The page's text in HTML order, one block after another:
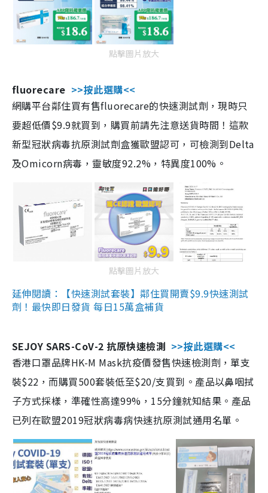
點擊圖片放大
fluorecare >>按此選購<<
網購平台鄰住買有售fluorecare的快速測試劑，現時只
要超低價$9.9就買到，購買前請先注意送貨時間！這款
新型冠狀病毒抗原測試劑盒獲歐盟認可，可檢測到Delta
及Omicorn病毒，靈敏度92.2%，特異度100%。
點擊圖片放大
延伸閱讀：【快速測試套裝】鄰住買開賣$9.9快速測試
劑！最快即日發貨 每日15萬盒補貨
SEJOY SARS-CoV-2 抗原快速檢測 >>按此選購<<
香港口罩品牌HK-M Mask抗疫價發售快速檢測劑，單支
裝$22，而購買500套裝低至$20/支買到。產品以鼻咽拭
子方式採樣，準確性高達99%，15分鐘就知結果。產品
已列在歐盟2019冠狀病毒病快速抗原測試通用名單。